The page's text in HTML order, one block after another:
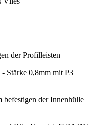
der Profilleisten
Stärke 0,8mm mit P3
der Innenhülle